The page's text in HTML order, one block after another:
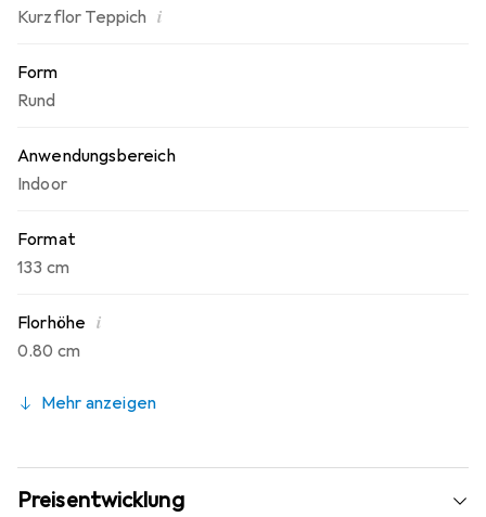
Kurzflor Teppich i
Form
Rund
Anwendungsbereich
Indoor
Format
133 cm
Florhöhe i
0.80 cm
Mehr anzeigen
Preisentwicklung